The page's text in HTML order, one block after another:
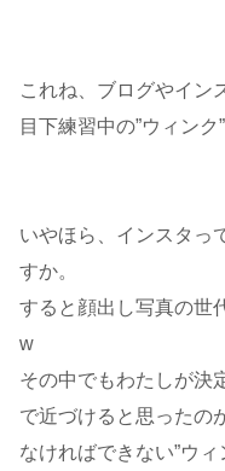
これね、ブログやイン
目下練習中の”ウィンク
いやほら、インスタっ
すか。
すると顔出し写真の世
w
その中でもわたしが決
で近づけると思ったの
なければできない”ウィ